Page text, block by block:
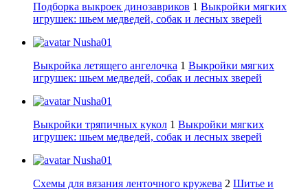
Подборка выкроек динозавриков 1 Выкройки мягких
игрушек: шьем медведей, собак и лесных зверей
Nusha01
Выкройка летящего ангелочка 1 Выкройки мягких
игрушек: шьем медведей, собак и лесных зверей
Nusha01
Выкройки тряпичных кукол 1 Выкройки мягких
игрушек: шьем медведей, собак и лесных зверей
Nusha01
Схемы для вязания ленточного кружева 2 Шитье и